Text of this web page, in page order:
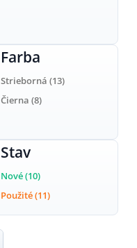
Farba
Strieborná (13)
Čierna (8)
Stav
Nové(10)
Použité(11)